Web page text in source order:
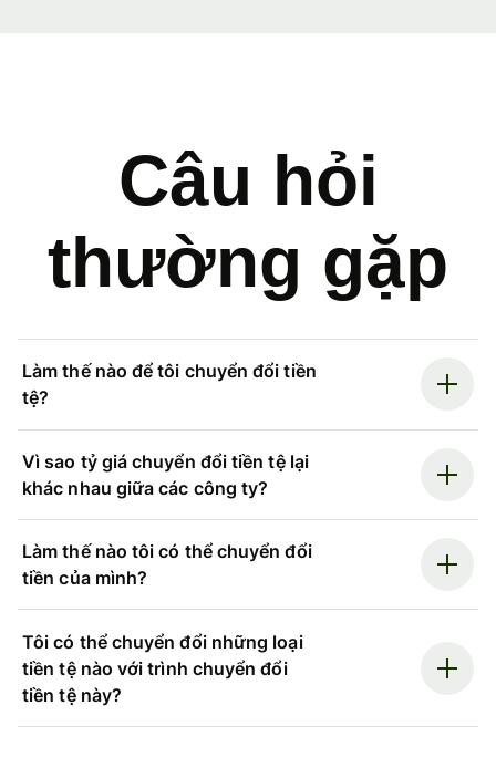
Câu hỏi
thường gặp
Làm thế nào để tôi chuyển đổi tiền
tệ?
Vì sao tỷ giá chuyển đổi tiền tệ lại
khác nhau giữa các công ty?
Làm thế nào tôi có thể chuyển đổi
tiền của mình?
Tôi có thể chuyển đổi những loại
tiền tệ nào với trình chuyển đổi
tiền tệ này?